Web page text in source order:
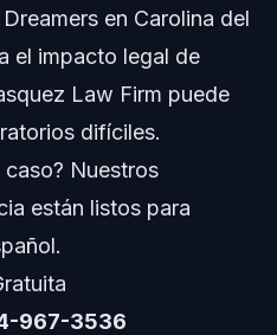
la renovación
en riesgo el
de DACA en
en Carolina del
el impacto legal de
Law Firm puede
difíciles.
Nuestros
están listos para
967-3536